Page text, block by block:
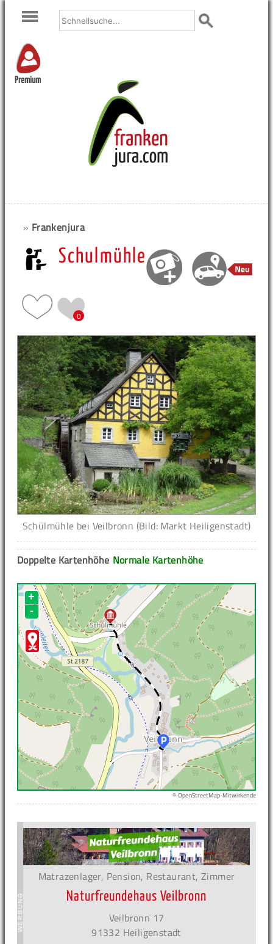
Premium
» Frankenjura
Schulmühle
0
Schülmühle bei Veilbronn (Bild: Markt Heiligenstadt)
Normale Kartenhöhe
Doppelte Kartenhöhe
+
-
© OpenStreetMap-Mitwirkende
Matrazenlager, Pension, Restaurant, Zimmer
Naturfreundehaus Veilbronn
Veilbronn 17
91332 Heiligenstadt